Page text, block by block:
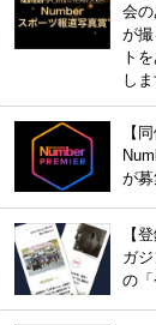
会
が
ト
し
【
が募
【
ガ
の「